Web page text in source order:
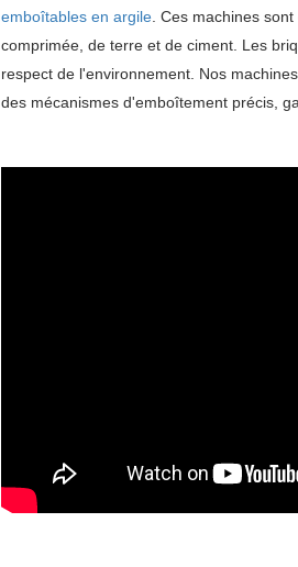
emboîtables en argile. Ces machines
comprimée, de terre et de ciment. Les
respect de l'environnement. Nos
des mécanismes d'emboîtement précis,